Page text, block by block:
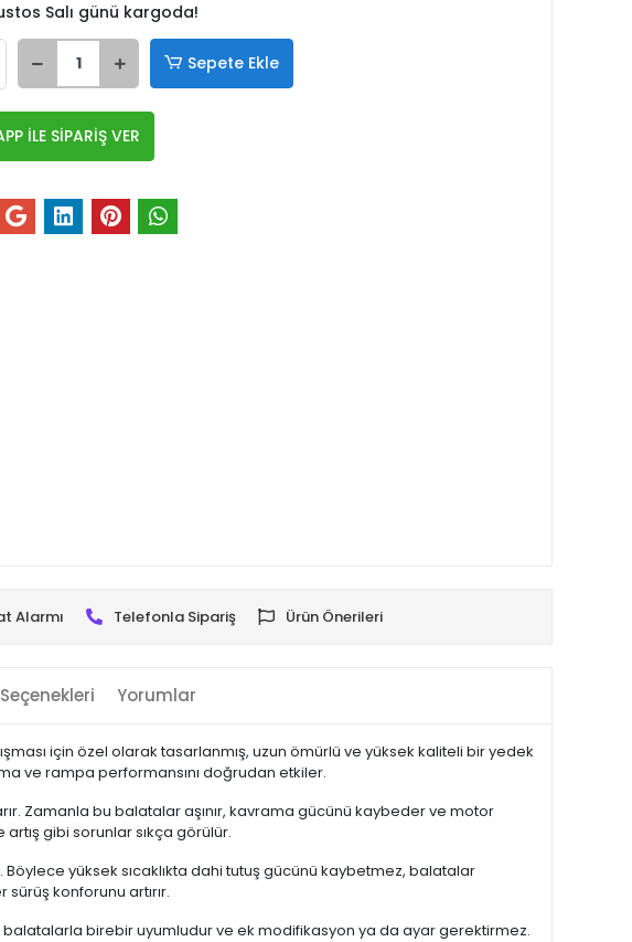
Salı günü kargoda!
Sepete Ekle
İLE SİPARİŞ VER
Alarmı Telefonla Sipariş Ürün Önerileri
Yorumlar
için özel olarak tasarlanmış, uzun ömürlü ve yüksek kaliteli bir yedek
ve rampa performansını doğrudan etkiler.
Zamanla bu balatalar aşınır, kavrama gücünü kaybeder ve motor
gibi sorunlar sıkça görülür.
. Böylece yüksek sıcaklıkta dahi tutuş gücünü kaybetmez, balatalar
konforunu artırır.
birebir uyumludur ve ek modifikasyon ya da ayar gerektirmez.